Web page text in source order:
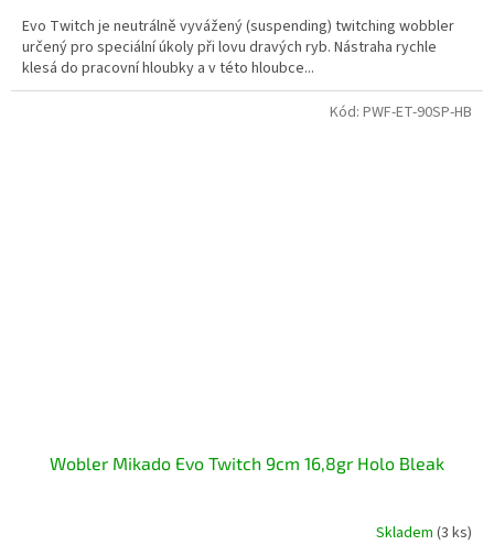
Evo Twitch je neutrálně vyvážený (suspending) twitching wobbler
určený pro speciální úkoly při lovu dravých ryb. Nástraha rychle
klesá do pracovní hloubky a v této hloubce...
Wobler Mikado Evo Twitch 9cm 16,8gr Holo Bleak
Skladem (3 ks)
Kód: PWF-ET-90SP-HB